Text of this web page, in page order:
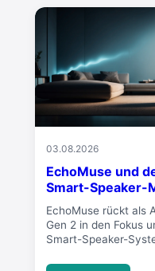
03.08.2026
EchoMuse und
Smart-Speaker-
EchoMuse rückt als
Gen 2 in den Fokus
Smart-Speaker-